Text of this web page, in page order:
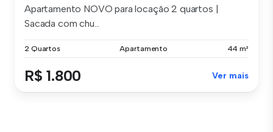
Apartamento NOVO para locação 2 quartos |
Sacada com chu...
2 Quartos Apartamento 44 m²
R$ 1.800 Ver mais